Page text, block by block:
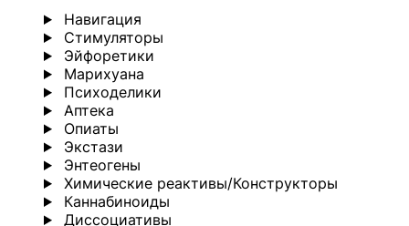
Навигация
Стимуляторы
Эйфоретики
Марихуана
Психоделики
Аптека
Опиаты
Экстази
Энтеогены
Химические реактивы/Конструкторы
Каннабиноиды
Диссоциативы